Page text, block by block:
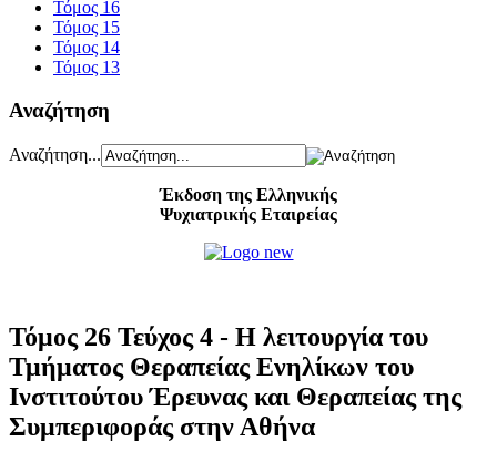
Τόμος 16
Τόμος 15
Τόμος 14
Τόμος 13
Αναζήτηση
Αναζήτηση...
Έκδοση της Ελληνικής
Ψυχιατρικής Εταιρείας
Τόμος 26 Τεύχος 4 - Η λειτουργία του
Τμήματος Θεραπείας Ενηλίκων του
Ινστιτούτου Έρευνας και Θεραπείας της
Συμπεριφοράς στην Αθήνα